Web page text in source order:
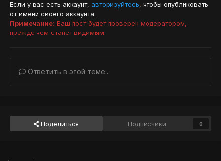
Если у вас есть аккаунт, авторизуйтесь, чтобы опубликовать
от имени своего аккаунта.
Примечание: Ваш пост будет проверен модератором,
прежде чем станет видимым.
Ответить в этой теме...
Поделиться Подписчики 0